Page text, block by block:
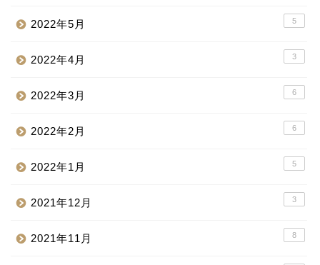
2022年5月 5
2022年4月 3
2022年3月 6
2022年2月 6
2022年1月 5
2021年12月 3
2021年11月 8